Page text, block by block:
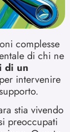
complesse
di chi ne
di un
intervenire
stia vivendo
preoccupati